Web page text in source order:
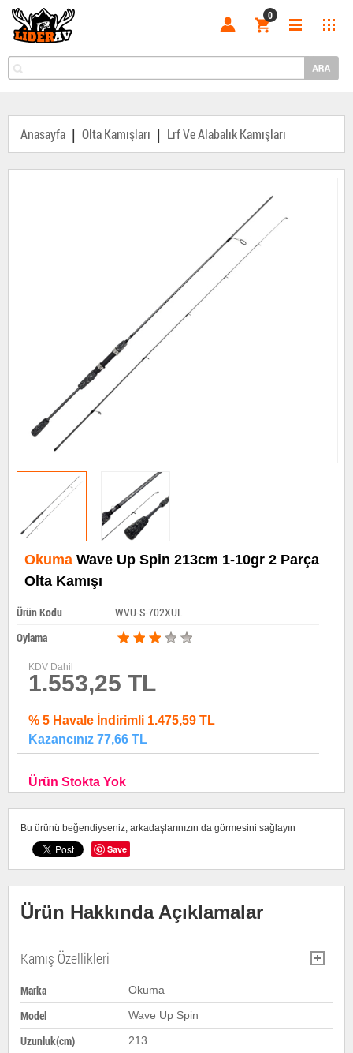
0
Anasayfa | Olta Kamışları | Lrf Ve Alabalık Kamışları
Okuma Wave Up Spin 213cm 1-10gr 2 Parça
Olta Kamışı
Ürün Kodu
WVU-S-702XUL
Oylama
KDV Dahil
1.553,25 TL
% 5 Havale İndirimli 1.475,59 TL
Kazancınız 77,66 TL
Ürün Stokta Yok
Bu ürünü beğendiyseniz, arkadaşlarınızın da görmesini sağlayın
Save
Ürün Hakkında Açıklamalar
Kamış Özellikleri
Marka Okuma
Model Wave Up Spin
Uzunluk(cm) 213